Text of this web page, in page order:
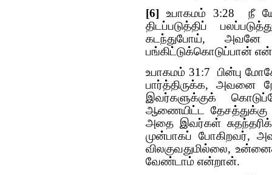
[6] உபாகமம் 3:28 நீ
திடப்படுத்திப்
கடந்துபோய்,
பங்கிட்டுக்கொடுப்பான்
உபாகமம் 31:7 பின்பு
பார்த்திருக்க, அவனை
இவர்களுக்குக்
ஆணையிட்ட
அதை இவர்கள்
முன்பாகப் போகிறவர்,
விலகுவதுமில்லை,
வேண்டாம் என்றான்.